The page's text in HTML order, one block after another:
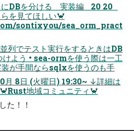
にDBを分ける 実装編 20 20
を見てほしい🦀
sontixyou/sea_orm_pract
列でテスト実行をするときはDB
けよう • sea-ormを使う際は一工
装が手間ならsqlxを使うのも手
月 8日 (火曜日) 19:30~ ↓詳細は
地域コミュニティ🦀
た！！